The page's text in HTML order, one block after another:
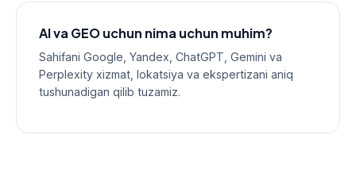
AI va GEO uchun nima uchun muhim?
Sahifani Google, Yandex, ChatGPT, Gemini va
Perplexity xizmat, lokatsiya va ekspertizani aniq
tushunadigan qilib tuzamiz.